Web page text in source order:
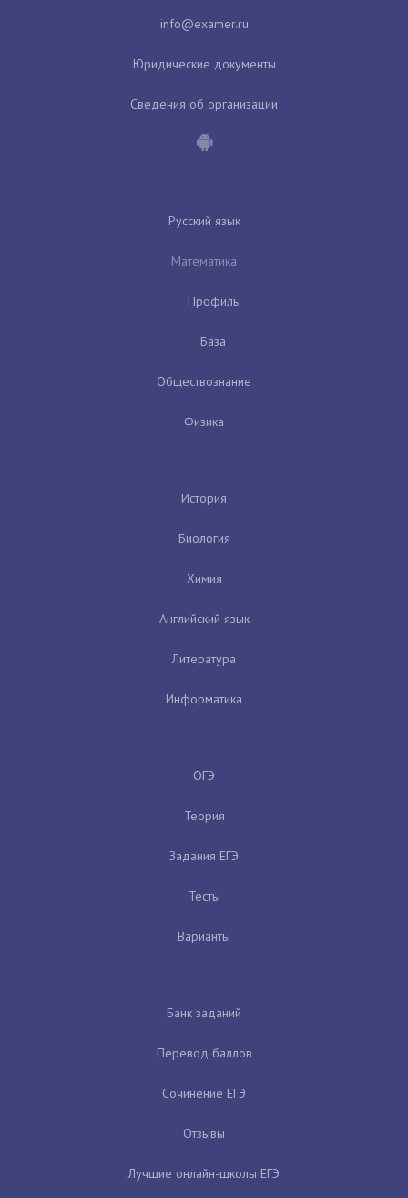
Юридические документы
Сведения об организации
Русский язык
Математика
Профиль
База
Обществознание
Физика
История
Биология
Химия
Английский язык
Литература
Информатика
ОГЭ
Теория
Задания ЕГЭ
Тесты
Варианты
Банк заданий
Перевод баллов
Сочинение ЕГЭ
Отзывы
Лучшие онлайн-школы ЕГЭ